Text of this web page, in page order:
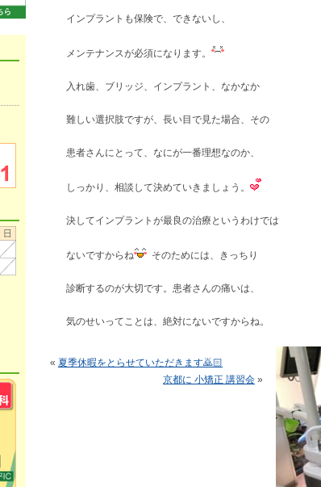
インプラントも保険で、できないし、
メンテナンスが必須になります。
入れ歯、ブリッジ、インプラント、なかなか
難しい選択肢ですが、長い目で見た場合、その
患者さんにとって、なにが一番理想なのか、
しっかり、相談して決めていきましょう。
決してインプラントが最良の治療というわけでは
ないですからね そのためには、きっちり
診断するのが大切です。患者さんの痛いは、
気のせいってことは、絶対にないですからね。
« 夏季休暇をとらせていただきます🙇🏻
京都に 小矯正 講習会 »